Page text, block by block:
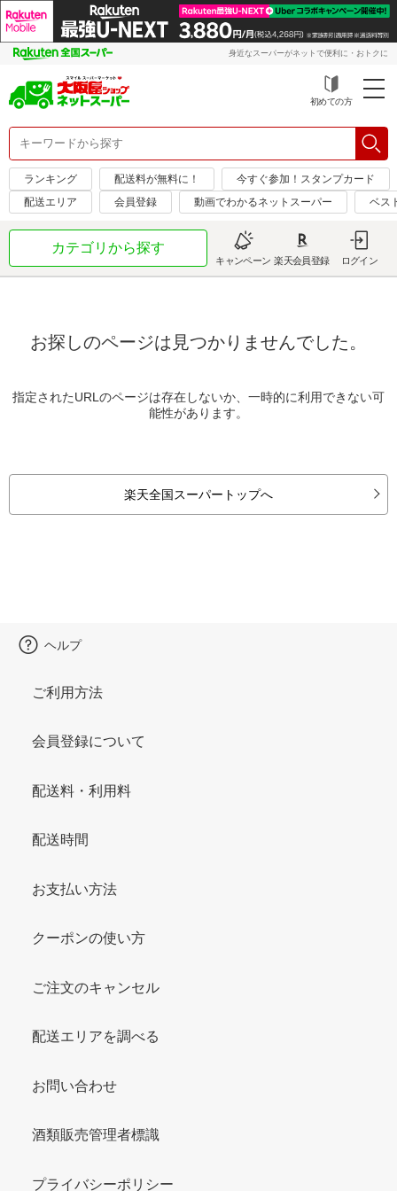
身近なスーパーがネットで便利に・おトクに
初めての方
ランキング 配送料が無料に！
今すぐ参加！スタンプカード
配送エリア
会員登録 動画でわかるネットスーパー ベス
カテゴリから探す
キャンペーン 楽天会員登録 ログイン
お探しのページは見つかりませんでした。
指定されたURLのページは存在しないか、一時的に利用できない可
能性があります。
楽天全国スーパートップへ
ヘルプ
ご利用方法
会員登録について
配送料・利用料
配送時間
お支払い方法
クーポンの使い方
ご注文のキャンセル
配送エリアを調べる
お問い合わせ
酒類販売管理者標識
プライバシーポリシー